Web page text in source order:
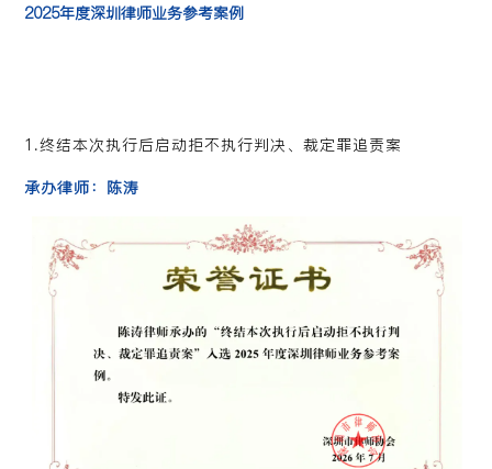
2025年度深圳律师业务参考案例
1.终结本次执行后启动拒不执行判决、裁定罪追责案
承办律师：陈涛